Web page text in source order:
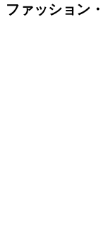
ファッション